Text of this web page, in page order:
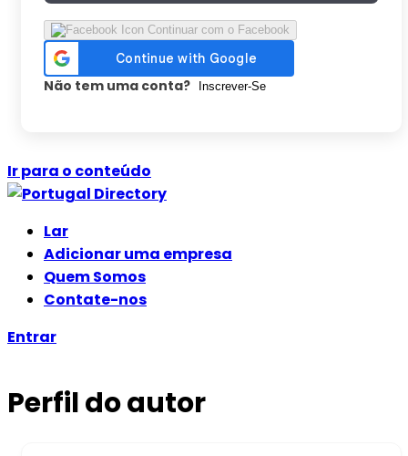
Continuar com o Facebook
Não tem uma conta? Inscrever-Se
Ir para o conteúdo
Lar
Adicionar uma empresa
Quem Somos
Contate-nos
Entrar
Perfil do autor